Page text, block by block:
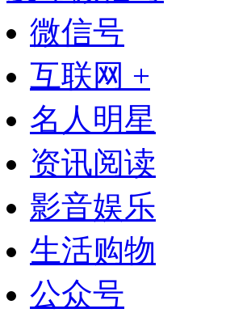
微信号
互联网 +
名人明星
资讯阅读
影音娱乐
生活购物
公众号